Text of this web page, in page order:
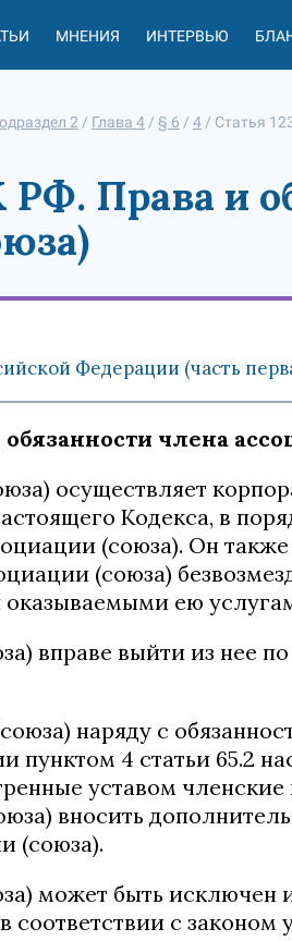
МНЕНИЯ ИНТЕРВЬЮ
2 / Глава 4 / § 6 / 4 / Статья
РФ. Права и
Федерации (часть
обязанности члена
осуществляет
Кодекса, в
(союза). Он
(союза)
оказываемыми ею
вправе выйти из нее
наряду с
пунктом 4 статьи 65.2
уставом
вносить
(союза).
может быть исключен
соответствии с законом